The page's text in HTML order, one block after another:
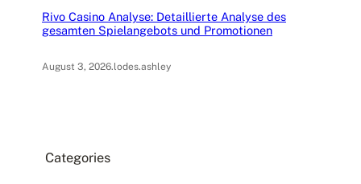
Rivo Casino Analyse: Detaillierte Analyse des
gesamten Spielangebots und Promotionen
August 3, 2026.lodes.ashley
Categories